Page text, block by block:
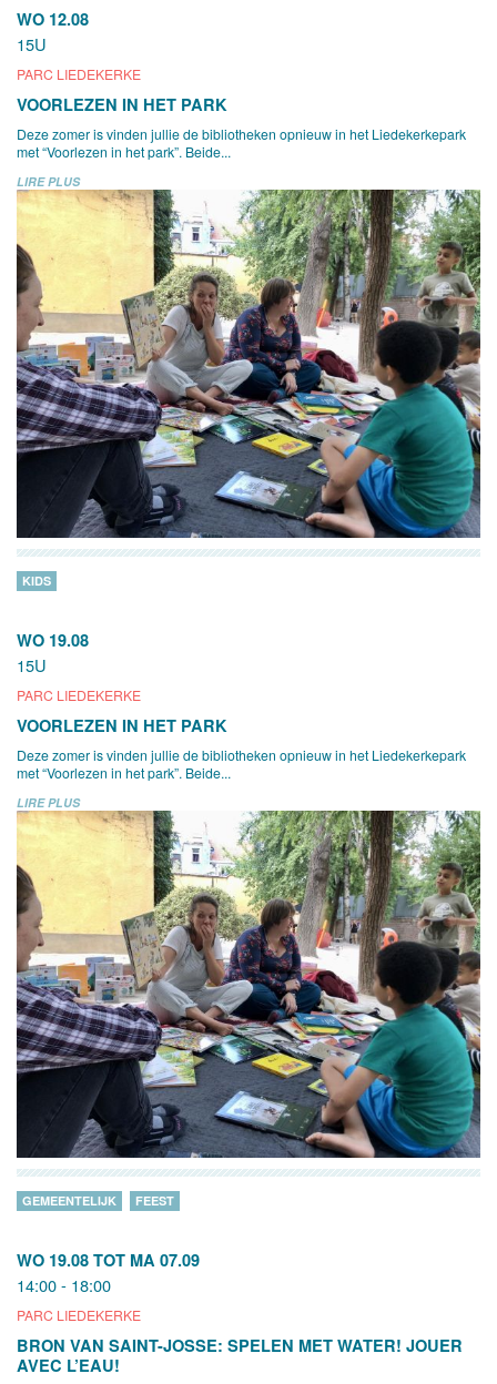
WO 12.08
15U
PARC LIEDEKERKE
VOORLEZEN IN HET PARK
Deze zomer is vinden jullie de bibliotheken opnieuw in het Liedekerkepark
met “Voorlezen in het park”. Beide...
LIRE PLUS
WO 19.08
15U
PARC LIEDEKERKE
KIDS
VOORLEZEN IN HET PARK
Deze zomer is vinden jullie de bibliotheken opnieuw in het Liedekerkepark
met “Voorlezen in het park”. Beide...
LIRE PLUS
WO 19.08 TOT MA 07.09
14:00 - 18:00
PARC LIEDEKERKE
GEMEENTELIJK FEEST
BRON VAN SAINT-JOSSE: SPELEN MET WATER! JOUER
AVEC L’EAU!